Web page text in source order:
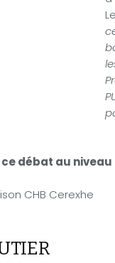
débat au
CHB Cerexhe